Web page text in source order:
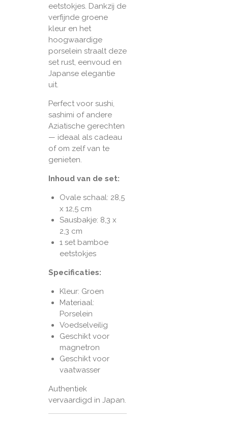
eetstokjes. Dankzij de
verfijnde groene
kleur en het
hoogwaardige
porselein straalt deze
set rust, eenvoud en
Japanse elegantie
uit.
Perfect voor sushi,
sashimi of andere
Aziatische gerechten
— ideaal als cadeau
of om zelf van te
genieten.
Inhoud van de set:
Ovale schaal: 28,5
x 12,5 cm
Sausbakje: 8,3 x
2,3 cm
1 set bamboe
eetstokjes
Specificaties:
Kleur: Groen
Materiaal:
Porselein
Voedselveilig
Geschikt voor
magnetron
Geschikt voor
vaatwasser
Authentiek
vervaardigd in Japan.